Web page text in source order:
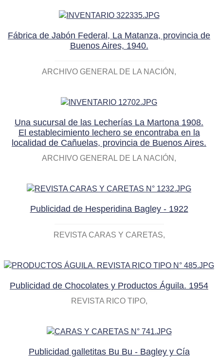
Fábrica de Jabón Federal, La Matanza, provincia de
Buenos Aires, 1940.
ARCHIVO GENERAL DE LA NACIÓN
Una sucursal de las Lecherías La Martona 1908.
El establecimiento lechero se encontraba en la
localidad de Cañuelas, provincia de Buenos Aires.
ARCHIVO GENERAL DE LA NACIÓN
Publicidad de Hesperidina Bagley - 1922
REVISTA CARAS Y CARETAS
Publicidad de Chocolates y Productos Águila. 1954
REVISTA RICO TIPO
Publicidad galletitas Bu Bu - Bagley y Cía